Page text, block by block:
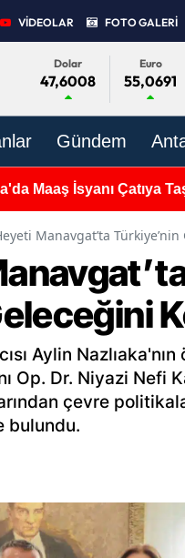
VİDEOLAR FOTO GALERİ
Dolar
47,6008
Euro
55,0691
Gündem
Korkutan Manzara!
Manavgat’ta
Aylin
Op. Dr. Niyazi Nefi
çevre
bulundu.